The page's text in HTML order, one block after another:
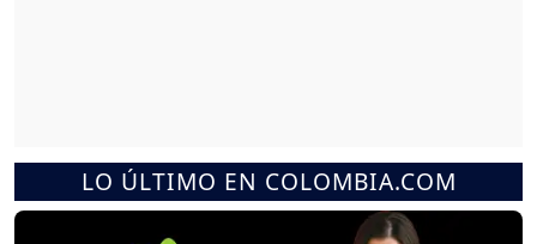
LO ÚLTIMO EN COLOMBIA.COM